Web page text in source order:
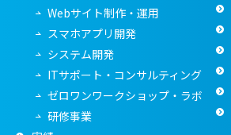
Webサイト制作・運用
スマホアプリ開発
システム開発
ITサポート・コンサルティング
ゼロワンワークショップ・ラボ
研修事業